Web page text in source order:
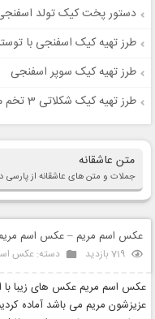
دستور پخت کیک تولد اسفنجی ۳ تخم
طرز تهیه کیک اسفنجی با
طرز تهیه کیک سوپر اسفنجی
طرز تهیه کیک شکلاتی 3 تخم مرغی
متن عاشقانه
جملات و متن های عاشقانه از پارسی
عکس اسم مریم – عکس اسم مریم
719 بازدید دسته: عکس
عکس اسم مریم عکس های زیبا با
عزیزشون مریم می باشد آماده